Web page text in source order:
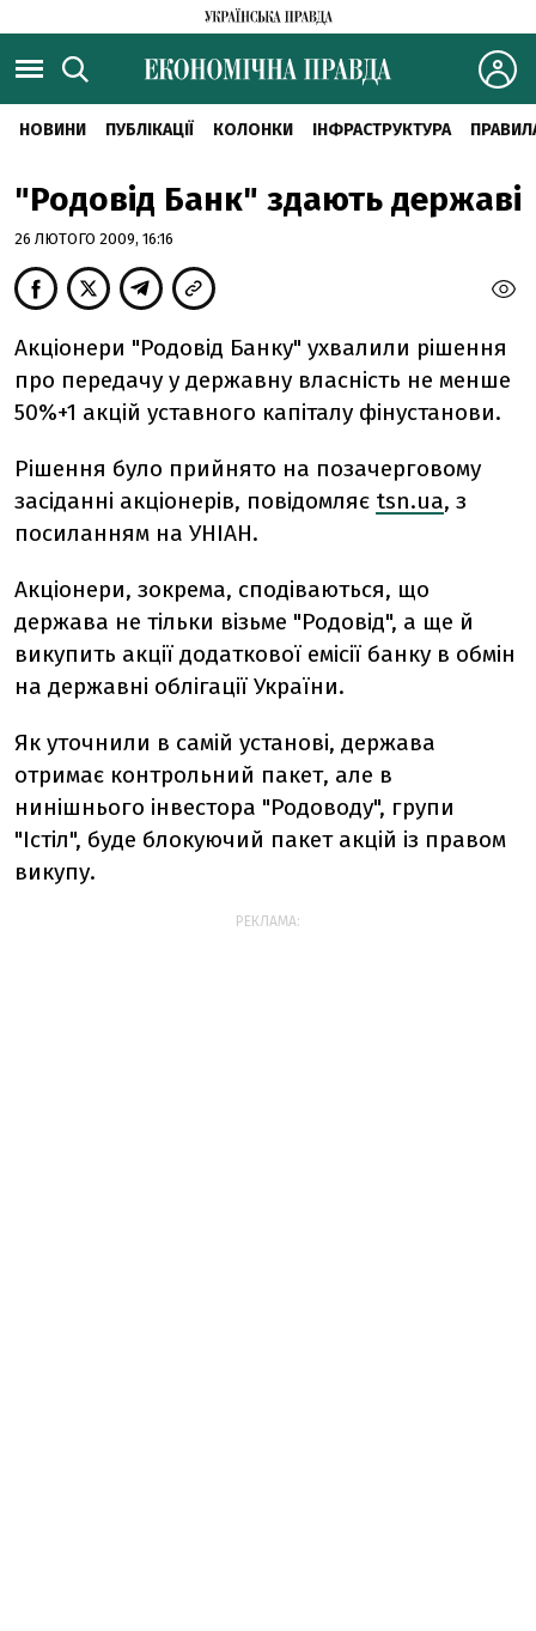
НОВИНИ ПУБЛІКАЦІЇ КОЛОНКИ ІНФРАСТРУКТУРА
"Родовід Банк" здають державі
26 ЛЮТОГО 2009, 16:16
Акціонери "Родовід Банку" ухвалили рішення
про передачу у державну власність не менше
50%+1 акцій уставного капіталу фінустанови.
Рішення було прийнято на позачерговому
засіданні акціонерів, повідомляє tsn.ua, з
посиланням на УНІАН.
Акціонери, зокрема, сподіваються, що
держава не тільки візьме "Родовід", а ще й
викупить акції додаткової емісії банку в обмін
на державні облігації України.
Як уточнили в самій установі, держава
отримає контрольний пакет, але в
нинішнього інвестора "Родоводу", групи
"Істіл", буде блокуючий пакет акцій із правом
викупу.
РЕКЛАМА: